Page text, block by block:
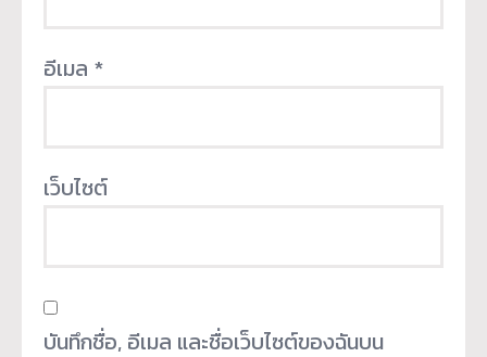
อีเมล *
เว็บไซต์
บันทึกชื่อ, อีเมล และชื่อเว็บไซต์ของฉันบน